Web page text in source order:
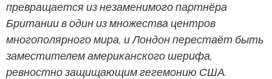
превращается из незаменимого партнёра
Британии в один из множества центров
многополярного мира, и Лондон перестаёт быть
заместителем американского шерифа,
ревностно защищающим гегемонию США.